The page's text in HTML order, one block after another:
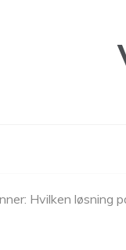
Hvilken løsning